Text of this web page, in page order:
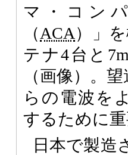
マ・コン
（ACA）」
テナ4台と
（画像）。
らの電波を
するために
日本で製造